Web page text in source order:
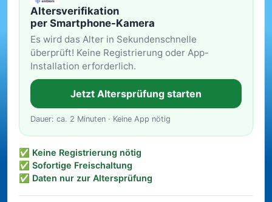
Altersverifikation
per Smartphone-Kamera
Es wird das Alter in Sekundenschnelle
überprüft! Keine Registrierung oder App-
Installation erforderlich.
Jetzt Altersprüfung starten
Dauer: ca. 2 Minuten · Keine App nötig
✅ Keine Registrierung nötig
✅ Sofortige Freischaltung
✅ Daten nur zur Altersprüfung